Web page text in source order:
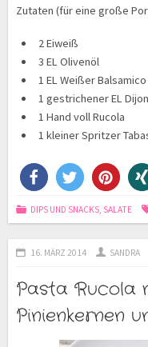
Zutaten (für eine große
2 Eiweiß
3 EL Olivenöl
1 EL Weißer
1 gestrichener EL Dijo
1 Hand voll Rucola
1 kleiner Spritzer
DIPS UND SNACKS, SALATE
16. MÄRZ 2014 SANDRA
Pasta Rucola
Pinienkernen